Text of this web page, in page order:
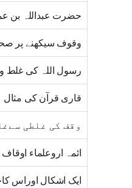
حضرت عبداللہ بن
وقوف سیکھنے پر
رسول اللہ کی غلط
قاری قرآن کی مثال
وقف کی غلطی
ائمہ اروعلماء
ایک اشکال اوراس